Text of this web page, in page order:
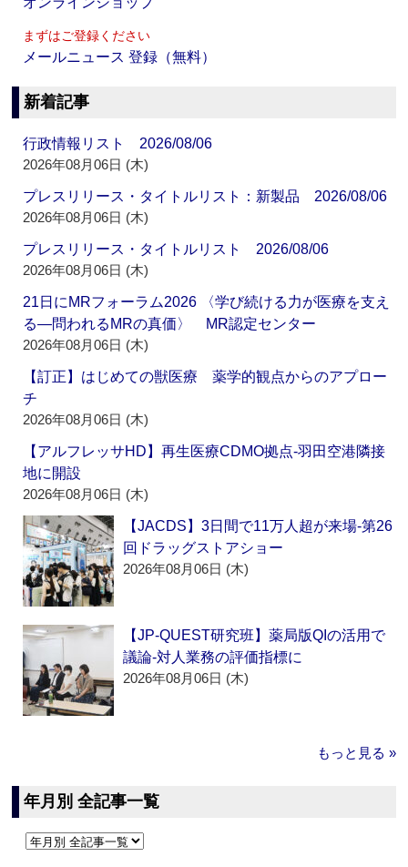
まずはご登録ください
メールニュース 登録（無料）
新着記事
行政情報リスト 2026/08/06
2026年08月06日 (木)
プレスリリース・タイトルリスト：新製品 2026/08/06
2026年08月06日 (木)
プレスリリース・タイトルリスト 2026/08/06
2026年08月06日 (木)
21日にMRフォーラム2026 〈学び続ける力が医療を支え
る―問われるMRの真価〉 MR認定センター
2026年08月06日 (木)
【訂正】はじめての獣医療 薬学的観点からのアプロー
チ
2026年08月06日 (木)
【アルフレッサHD】再生医療CDMO拠点‐羽田空港隣接
地に開設
2026年08月06日 (木)
【JACDS】3日間で11万人超が来場‐第26
回ドラッグストアショー
2026年08月06日 (木)
【JP-QUEST研究班】薬局版QIの活用で
議論‐対人業務の評価指標に
2026年08月06日 (木)
もっと見る »
年月別 全記事一覧